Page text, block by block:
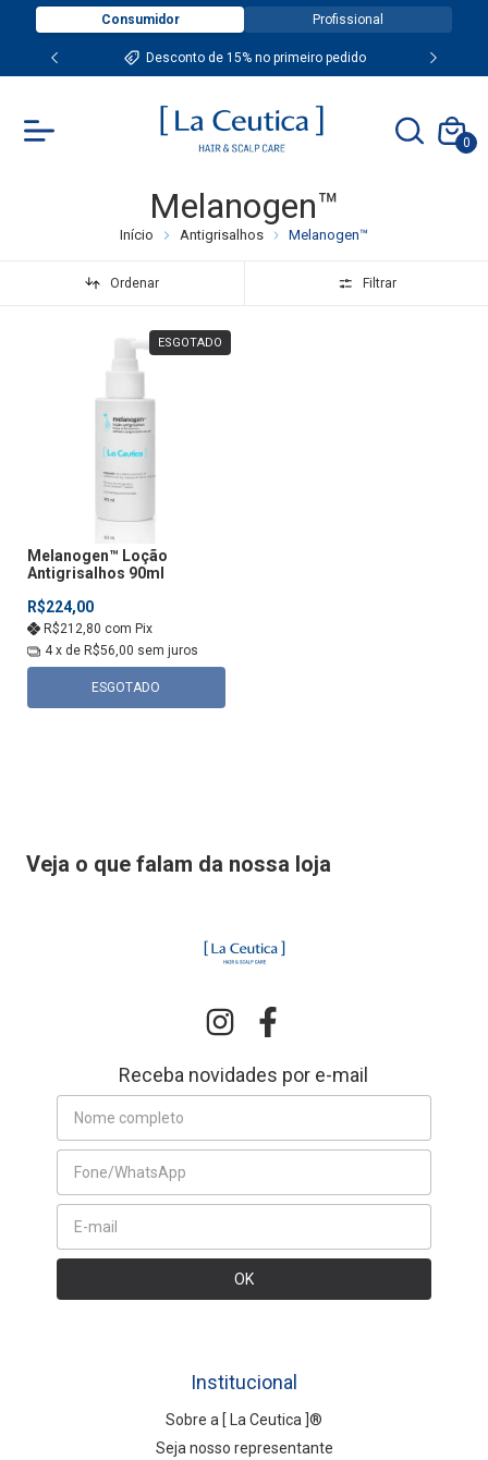
Consumidor Profissional
Desconto de 15% no primeiro pedido
0
Melanogen­™
Início Antigrisalhos Melanogen­™
Ordenar Filtrar
ESGOTADO
Melanogen­™ Loção
Antigrisalhos 90ml
R$224,00
R$212,80 com Pix
4 x de R$56,00 sem juros
ESGOTADO
Veja o que falam da nossa loja
Receba novidades por e-mail
Institucional
Sobre a [ La Ceutica ]®
Seja nosso representante